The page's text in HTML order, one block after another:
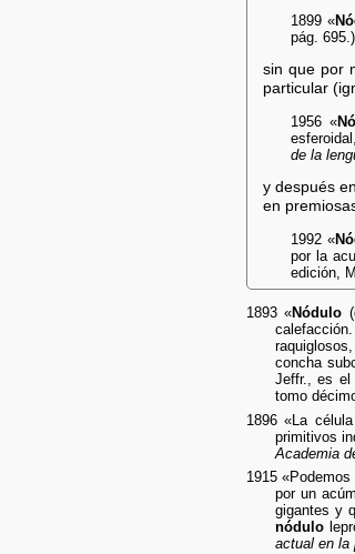
1899 «
pág. 695.)
sin que por
particular
1956 «
de la
y después
en
1992 «
por la
edición,
1893 «Nódulo
concha
Jeffr., es el
tomo
1896 «La
primitivos
Academia
1915
por un
gigantes y
nódulo
actual en la